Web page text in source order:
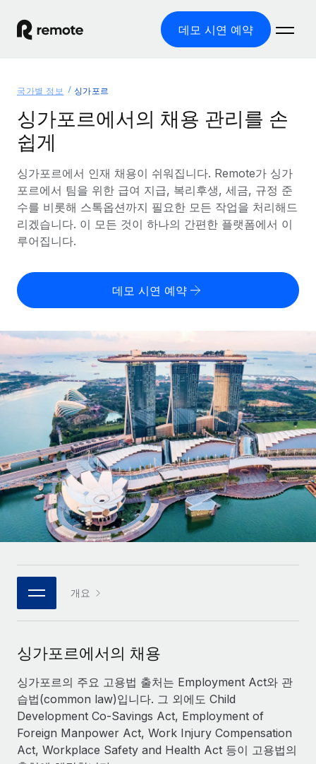
데모 시연 예약
글로벌 고용
글로벌 급여
규정을 준수하며 급여 지급을 손쉽게 처리
기록상 고용주(EOR)
법인 설립 비용 없이 전 세계로 사업을 확장
PEO
복잡한 고용 업무를 아웃소싱
인프라
Remote 통합
HR을 워크플로에 매끄럽게 통합
플랫폼
팀을 위한 통합된 핵심 HR 기능
연결 새로운
통합
핵심 비즈니스 도구로 프로세스를 간소화
전문가 상담
글로벌 인사 및 규정 준수 업무 처리에 전문가 지원 제공
신원 조사
채용 후보자 심사 프로세스 간소화
Compliance Watchtower
솔루션
글로벌 서비스 제공
국가별 정보
국가별 글로벌 채용 지원 알아보기
미국 주별 정보
Remote와 다른 솔루션 비교
다른 업체들과 비교해보기
성장 단계
스타트업
성장하는 기업을 위한 민첩한 글로벌 HR 및 급여 솔루션
중견기업
맞춤형 HR 솔루션으로 팀 확장
엔터프라이즈
대기업을 위한 글로벌 HR
REMOTE 파트너 되기
플랫폼에 글로벌 HR을 유연하게 통합
Remote와의 파트너십 기회 탐색
Remote Build 곧 제공 예정
사례 연구
리소스
도구 및 계산기
오분류 리스크 평가 도구
국가별 총 인건비 계산
REMOTE와 함께 배우기
리서치 및 가이드
사례 연구
HR 용어집
체크리스트 및 템플릿
직무 설명 라이브러리
이벤트
급여 및 인재 인사이트
지원받기
모든 리소스 보기
요금
한국어
English
Nederlands
Français
Deutsch
Español
Italiano
Português (Portugal)
한국어
국가별 정보 싱가포르
싱가포르에서의 채용 관리를 손
쉽게
싱가포르에서 인재 채용이 쉬워집니다. Remote가 싱가
포르에서 팀을 위한 급여 지급, 복리후생, 세금, 규정 준
수를 비롯해 스톡옵션까지 필요한 모든 작업을 처리해드
리겠습니다. 이 모든 것이 하나의 간편한 플랫폼에서 이
루어집니다.
데모 시연 예약
개요
싱가포르에서의 채용
싱가포르의 주요 고용법 출처는 Employment Act와 관
습법(common law)입니다. 그 외에도 Child
Development Co-Savings Act, Employment of
Foreign Manpower Act, Work Injury Compensation
Act, Workplace Safety and Health Act 등이 고용법의